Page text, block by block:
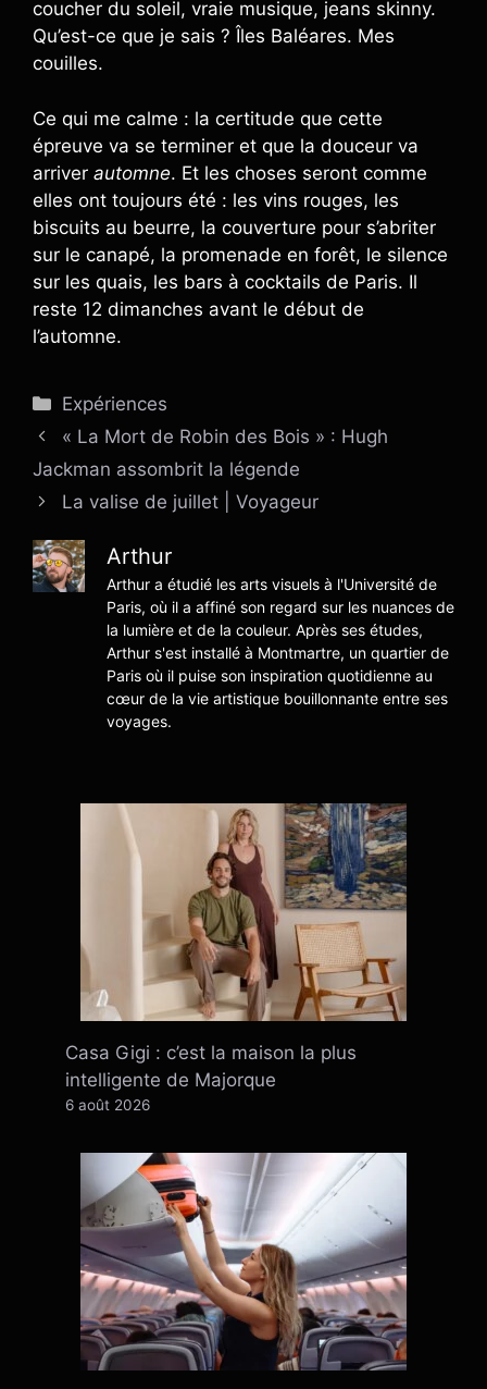
coucher du soleil, vraie musique, jeans skinny.
Qu’est-ce que je sais ? Îles Baléares. Mes
couilles.
Ce qui me calme : la certitude que cette
épreuve va se terminer et que la douceur va
arriver automne. Et les choses seront comme
elles ont toujours été : les vins rouges, les
biscuits au beurre, la couverture pour s’abriter
sur le canapé, la promenade en forêt, le silence
sur les quais, les bars à cocktails de Paris. Il
reste 12 dimanches avant le début de
l’automne.
Catégories
Expériences
« La Mort de Robin des Bois » : Hugh
Jackman assombrit la légende
La valise de juillet | Voyageur
Arthur
Arthur a étudié les arts visuels à l'Université de
Paris, où il a affiné son regard sur les nuances de
la lumière et de la couleur. Après ses études,
Arthur s'est installé à Montmartre, un quartier de
Paris où il puise son inspiration quotidienne au
cœur de la vie artistique bouillonnante entre ses
voyages.
Casa Gigi : c’est la maison la plus
intelligente de Majorque
6 août 2026